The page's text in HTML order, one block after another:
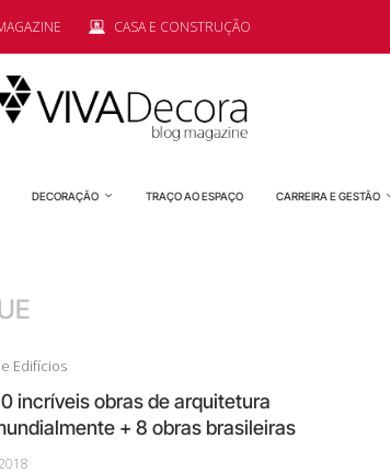
CASA E CONSTRUÇÃO
DECORAÇÃO TRAÇO AO ESPAÇO CARREIRA E GESTÃO
Edifícios
incríveis obras de arquitetura
+ 8 obras brasileiras